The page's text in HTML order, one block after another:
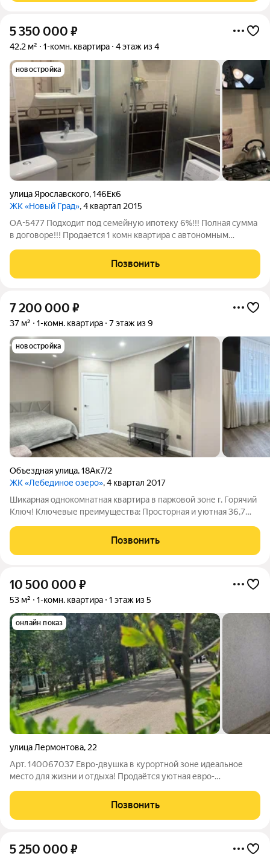
5 350 000 ₽
42,2 м² 1-комн. квартира 4 этаж из 4
новостройка
улица Ярославского,146Ек6
ЖК «Новый Град», 4 квартал 2015
ОА-5477 Подходит под семейную ипотеку 6%!!! Полная сумма
в договоре!!! Продается 1 комн квартира с автономным
42,2м2 Комната 16м2 Спальня 9м2 Прихожая 4,5м2 Кухня 10м2
Санузел 2,8м2 В квартире
Позвонить
7 200 000 ₽
37 м² 1-комн. квартира 7 этаж из 9
новостройка
Объездная улица,18Ак7/2
ЖК «Лебединое озеро», 4 квартал 2017
Шикарная однокомнатная квартира в парковой зоне г. Горячий
Ключ! Ключевые преимущества: Просторная и уютная 36,7
дополнительных вложений. Жилая комната 18,4 кв.м. Кухня
10,7 кв.м, с нее есть выход
Позвонить
10 500 000 ₽
53 м² 1-комн. квартира 1 этаж из 5
онлайн показ
улица Лермонтова, 22
Арт. 140067037 Евро-двушка в курортной зоне идеальное
место для жизни и отдыха! Продаётся уютная евро-
Позвонить
5 250 000 ₽